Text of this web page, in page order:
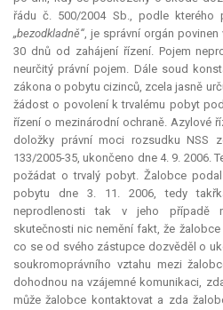
řádu č. 500/2004 Sb., podle kterého
„bezodkladně“, je správní orgán
30 dnů od zahájení řízení. Pojem
neurčitý právní pojem. Dále soud
zákona o pobytu cizinců, zcela jasně
žádost o povolení k trvalému pobyt
řízení o mezinárodní ochraně. Azylové
doložky právní moci rozsudku NSS
133/2005-35, ukončeno dne 4. 9. 2006.
požádat o trvalý pobyt. Žalobce
pobytu dne 3. 11. 2006, tedy
neprodlenosti tak v jeho případě
skutečnosti nic nemění fakt, že
co se od svého zástupce dozvěděl o
soukromoprávního vztahu mezi
dohodnou na vzájemné komunikaci,
může žalobce kontaktovat a zda